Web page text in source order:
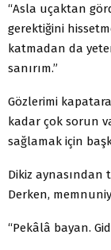
“Asla uçaktan
gerektiğini
katmadan da
sanırım.”
Gözlerimi
kadar çok sorun
sağlamak için
Dikiz aynasından
Derken,
“Pekâlâ bayan.